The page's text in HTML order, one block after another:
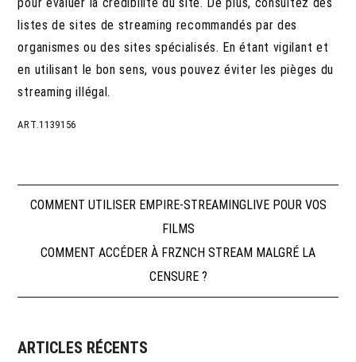
listes de sites de streaming recommandés par des
organismes ou des sites spécialisés. En étant vigilant et
en utilisant le bon sens, vous pouvez éviter les pièges du
streaming illégal.
ART.1139156
Navigation
de
l’article
COMMENT UTILISER EMPIRE-STREAMINGLIVE POUR VOS
FILMS
COMMENT ACCÉDER À FRZNCH STREAM MALGRÉ LA
CENSURE ?
ARTICLES RÉCENTS